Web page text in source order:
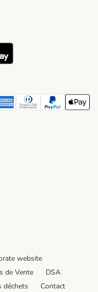
Method
Payment Method
express Payment
Diners club Payment
Paypal Payment
Apple
website
de Vente
DSA
déchets Contact